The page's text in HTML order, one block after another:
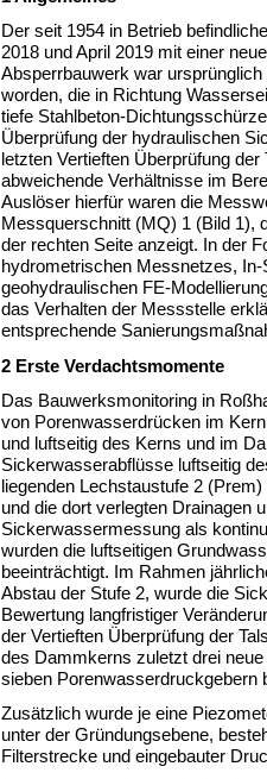
Der seit 1954 in Betrieb
2018 und April 2019 mit einer
Absperrbauwerk war
worden, die in Richtung
tiefe Stahlbeton-
Überprüfung der hydraulischen
letzten Vertieften Überprüfung
abweichende Verhältnisse im
Auslöser hierfür waren die
Messquerschnitt (MQ) 1 (Bild 1),
der rechten Seite anzeigt. In der
hydrometrischen Messnetzes,
geohydraulischen FE-
das Verhalten der Messstelle
entsprechende
2 Erste Verdachtsmomente
Das Bauwerksmonitoring in
von Porenwasserdrücken im
und luftseitig des Kerns und im
Sickerwasserabflüsse luftseitig
liegenden Lechstaustufe 2
und die dort verlegten Drainagen
Sickerwassermessung als
wurden die luftseitigen
beeinträchtigt. Im Rahmen
Abstau der Stufe 2, wurde die
Bewertung langfristiger
der Vertieften Überprüfung der
des Dammkerns zuletzt drei
sieben Porenwasserdruckgebern
Zusätzlich wurde je eine
unter der Gründungsebene,
Filterstrecke und eingebauter